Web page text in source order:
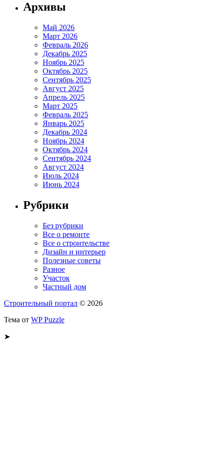
Архивы
Май 2026
Март 2026
Февраль 2026
Декабрь 2025
Ноябрь 2025
Октябрь 2025
Сентябрь 2025
Август 2025
Апрель 2025
Март 2025
Февраль 2025
Январь 2025
Декабрь 2024
Ноябрь 2024
Октябрь 2024
Сентябрь 2024
Август 2024
Июль 2024
Июнь 2024
Рубрики
Без рубрики
Все о ремонте
Все о строительстве
Дизайн и интерьер
Полезные советы
Разное
Участок
Частный дом
Строительный портал © 2026
Тема от WP Puzzle
➤